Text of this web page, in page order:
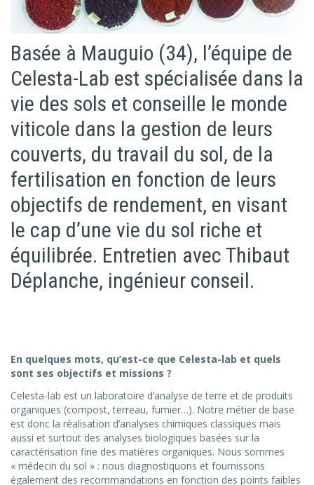
Basée à Mauguio (34), l’équipe de
Celesta-Lab est spécialisée dans la
vie des sols et conseille le monde
viticole dans la gestion de leurs
couverts, du travail du sol, de la
fertilisation en fonction de leurs
objectifs de rendement, en visant
le cap d’une vie du sol riche et
équilibrée. Entretien avec Thibaut
Déplanche, ingénieur conseil.
En quelques mots, qu’est-ce que Celesta-lab et quels
sont ses objectifs et missions ?
Celesta-lab est un laboratoire d’analyse de terre et de produits
organiques (compost, terreau, fumier…). Notre métier de base
est donc la réalisation d’analyses chimiques classiques mais
aussi et surtout des analyses biologiques basées sur la
caractérisation fine des matières organiques. Nous sommes
« médecin du sol » : nous diagnostiquons et fournissons
également des recommandations en fonction des points faibles